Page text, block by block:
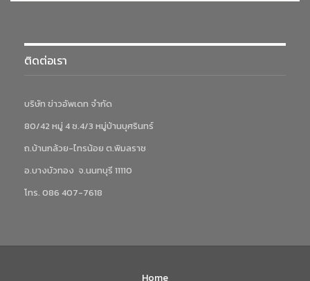
ติดต่อเรา
บริษัท ข่าวอัพเดท จำกัด
80/42 หมู่ 4 ซ.4/3 หมู่บ้านบุศรินทร์
ถ.บ้านกล้วย-ไทรน้อย ต.พิมลราช
อ.บางบัวทอง จ.นนทบุรี 11110
โทร. 086 407-7618